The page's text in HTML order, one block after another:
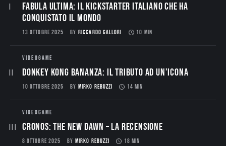
Fabula Ultima: il Kickstarter italiano che ha
conquistato il mondo
13 OTTOBRE 2025 BY RICCARDO GALLORI 10 MIN
VIDEOGAME
Donkey Kong Bananza: Il Tributo ad un’Icona
10 OTTOBRE 2025 BY MIRKO REBUZZI 14 MIN
VIDEOGAME
CRONOS: THE NEW DAWN – La Recensione
8 OTTOBRE 2025 BY MIRKO REBUZZI 18 MIN